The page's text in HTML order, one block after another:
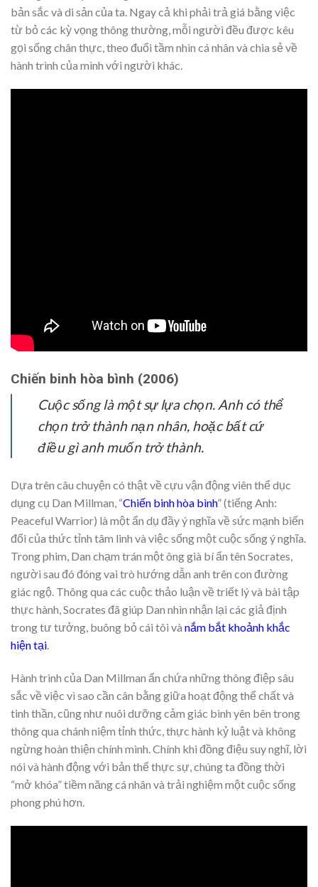
bản sắc và di sản của ta. Ngay cả khi phải trả giá bằng việc
từ bỏ các kỳ vọng thông thường, mỗi người đều được kêu
gọi sống chân thực, theo đuổi tầm nhìn cá nhân và chia sẻ về
hành trình của mình với người khác.
Chiến binh hòa bình (2006)
Cuộc sống là một sự lựa chọn. Anh có thể
chọn trở thành nạn nhân, hoặc bất cứ
điều gì anh muốn trở thành.
Dựa trên câu chuyện có thật về cựu vận động viên thể dục
dụng cụ Dan Millman, “Chiến binh hòa bình” (tiếng Anh:
Peaceful Warrior) là một ẩn dụ đầy ý nghĩa về sức mạnh biến
đổi của thức tỉnh tâm linh và việc sống một cuộc sống ý nghĩa.
Trong phim, Dan chạm trán một ông già bí ẩn tên Socrates,
người sau đó đóng vai trò hướng dẫn anh trên con đường
giác ngộ. Thông qua các cuộc thảo luận về triết lý và bài tập
thực hành, Socrates đã giúp Dan nhìn nhận lại các giả định
trong tư tưởng, buông bỏ cái tôi và nắm bắt khoảnh khắc
hiện tại.
Hành trình của Dan Millman ẩn chứa những thông điệp sâu
sắc về việc vì sao cần cân bằng giữa hoạt động thể chất và
tinh thần, cũng như nuôi dưỡng cảm giác bình yên bên trong
thông qua chánh niệm tỉnh thức, thực hành kỷ luật và không
ngừng hoàn thiện chính mình. Chính khi đồng điệu suy nghĩ, lời
nói và hành động với bản thể thực sự, chúng ta đồng thời
“mở khóa” tiềm năng cá nhân và trải nghiệm một cuộc sống
phong phú hơn.